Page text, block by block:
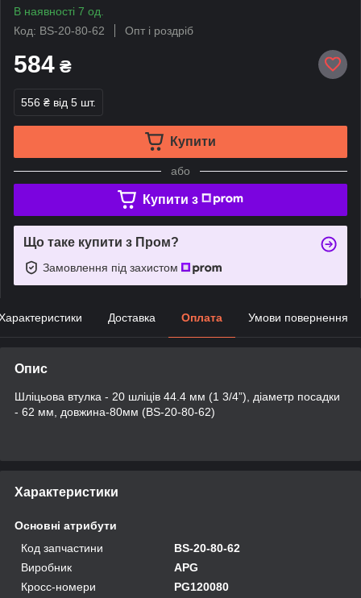
В наявності 7 од.
Код: BS-20-80-62
Опт і роздріб
584 ₴
556 ₴ від 5 шт.
Купити
або
Купити з
Що таке купити з Пром?
Замовлення під захистом
Доставка Оплата Умови повернення
Опис
Шліцьова втулка - 20 шліців 44.4 мм (1 3/4”), діаметр посадки
- 62 мм, довжина-80мм (BS-20-80-62)
Характеристики
Основні атрибути
Код запчастини
BS-20-80-62
Виробник
APG
Кросс-номери
PG120080